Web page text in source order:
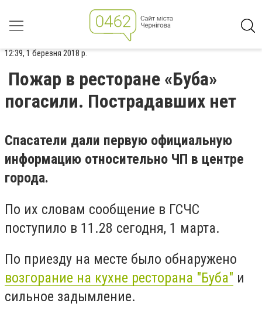
12:39, 1 березня 2018 р.
Пожар в ресторане «Буба»
погасили. Пострадавших нет
Спасатели дали первую официальную
информацию относительно ЧП в центре
города.
По их словам сообщение в ГСЧС
поступило в 11.28 сегодня, 1 марта.
По приезду на месте было обнаружено
возгорание на кухне ресторана "Буба" и
сильное задымление.